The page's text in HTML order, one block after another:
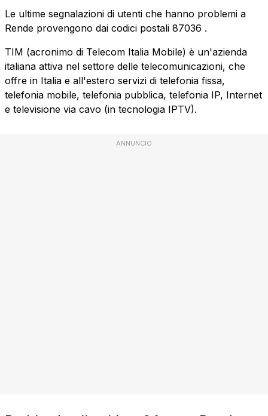
Le ultime segnalazioni di utenti che hanno problemi a
Rende provengono dai codici postali 87036 .
TIM (acronimo di Telecom Italia Mobile) è un'azienda
italiana attiva nel settore delle telecomunicazioni, che
offre in Italia e all'estero servizi di telefonia fissa,
telefonia mobile, telefonia pubblica, telefonia IP, Internet
e televisione via cavo (in tecnologia IPTV).
ANNUNCIO